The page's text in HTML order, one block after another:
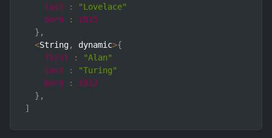
last
:
"Lovelace"
born
:
1815
} ,
<String, dynamic>{
first
:
"Alan"
last
:
"Turing"
born
:
1912
} ,
]